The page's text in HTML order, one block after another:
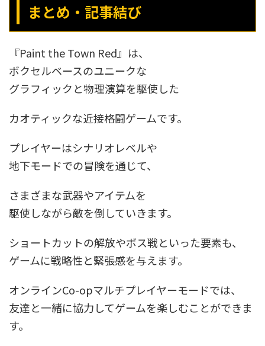
まとめ・記事結び
『Paint the Town Red』は、
ボクセルベースのユニークな
グラフィックと物理演算を駆使した
カオティックな近接格闘ゲームです。
プレイヤーはシナリオレベルや
地下モードでの冒険を通じて、
さまざまな武器やアイテムを
駆使しながら敵を倒していきます。
ショートカットの解放やボス戦といった要素も、
ゲームに戦略性と緊張感を与えます。
オンラインCo-opマルチプレイヤーモードでは、
友達と一緒に協力してゲームを楽しむことができま
す。